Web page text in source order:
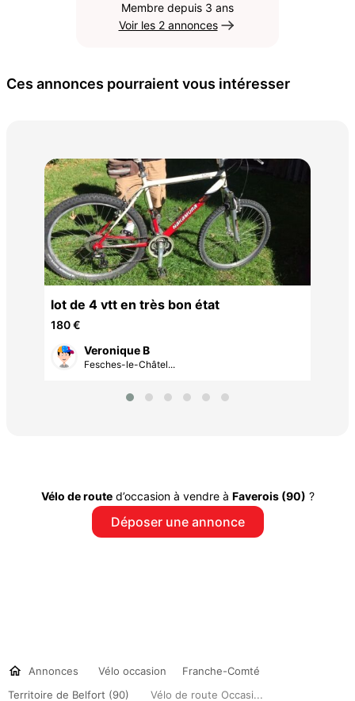
Membre depuis 3 ans
Voir les 2 annonces
Ces annonces pourraient vous intéresser
lot de 4 vtt en très bon état
180 €
Veronique B
Fesches-le-Châtel...
Vélo de routed’occasion à vendre à Faverois (90) ?
Déposer une annonce
Annonces Vélo occasion
Franche-Comté
Territoire de Belfort (90)
Vélo de route Occasi...